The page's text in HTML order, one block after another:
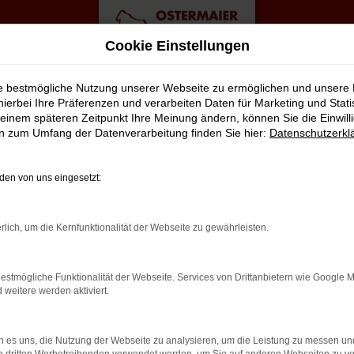
FÜR BREMEN?
viele Vorschläge rund um die Mobilität. Das gilt natürlich
Fahrzeug, das perfekt zu nahezu jedem Anspruch in
liegt auf der Hand, denn so erhalten Sie Ihren VW Sharan
gut? Dann kontaktieren Sie uns noch heute.
Cookie Einstellungen
bestmögliche Nutzung unserer Webseite zu ermöglichen und unsere
Ihre Präferenzen und verarbeiten Daten für Marketing und
späteren Zeitpunkt Ihre Meinung ändern, können Sie die
zum Umfang der Datenverarbeitung finden Sie hier:
von uns eingesetzt:
um die Kernfunktionalität der Webseite zu gewährleisten.
Funktionalität der Webseite. Services von Drittanbietern wie Google
weitere werden aktiviert.
es uns, die Nutzung der Webseite zu analysieren, um die Leistung zu messen